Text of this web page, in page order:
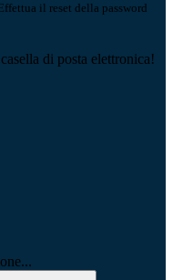
il reset della password
di posta elettronica!